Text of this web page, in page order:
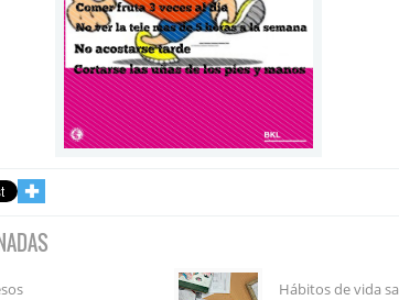
✚
Hábitos de vida